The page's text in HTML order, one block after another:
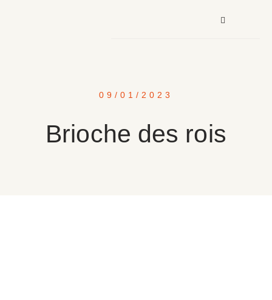
09/01/2023
Brioche des rois